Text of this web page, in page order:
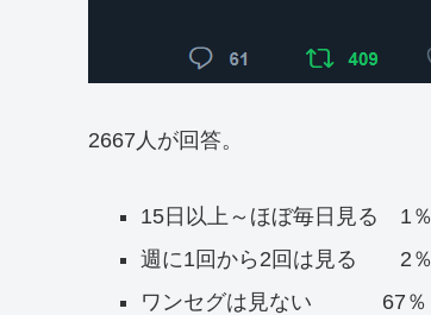
2667人が回答。
15日以上～ほぼ毎日見る 1％
週に1回から2回は見る 2％
ワンセグは見ない 67％